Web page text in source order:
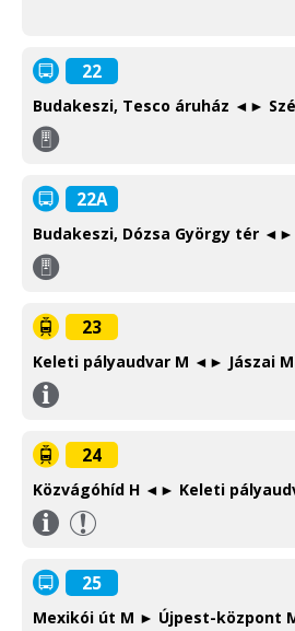
22
Budakeszi, Tesco áruház ◄►
Környéki
Suburban
bus
22A
Budakeszi, Dózsa György tér
Környéki
Suburban
bus
23
Keleti pályaudvar M ◄► Jászai
Információ
Information
24
Közvágóhíd H ◄► Keleti
Információ
Information
25
Mexikói út M ► Újpest-központ